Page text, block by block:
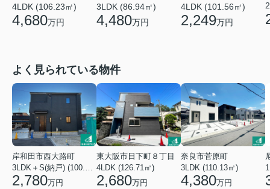
4LDK (106.23㎡)
4,680万円
3LDK (86.94㎡)
4,480万円
4LDK (101.56㎡)
2,249万円
よく見られている物件
岸和田市西大路町
2,780万円
東大阪市日下町８丁目
4LDK (126.71㎡)
2,680万円
奈良市菅原町
3LDK (110.13㎡)
4,380万円